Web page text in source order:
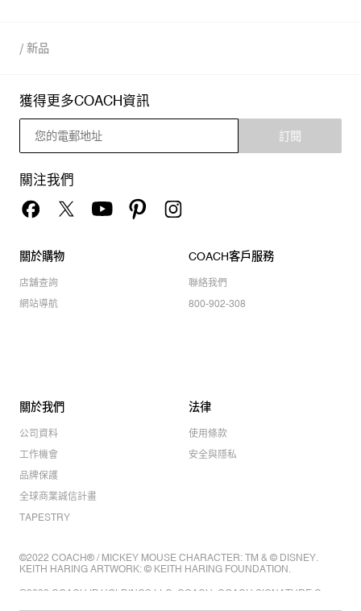
/ 新品
獲得更多COACH資訊
訂閱
關注我們
關於購物
店舖查詢
網站導航
COACH客戶服務
聯絡我們
800-902-308
關於我們
公司資料
工作機會
品牌保護
全球商業誠信計畫
TAPESTRY
法律
使用條款
安全與隱私
©2022 COACH® / MICKEY MOUSE CHARACTER: TM & © DISNEY.
KEITH HARING ARTWORK: © KEITH HARING FOUNDATION.
©2022 COACH IP HOLDINGS LLC. COACH, COACH SIGNATURE C